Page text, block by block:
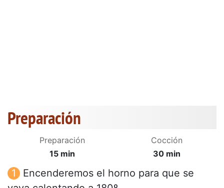
Preparación
Preparación
15 min
Cocción
30 min
Encenderemos el horno para que se